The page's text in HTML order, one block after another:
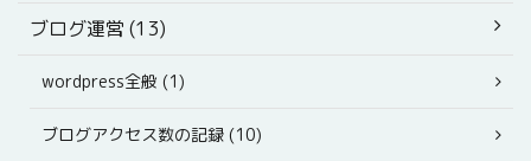
ブログ運営 (13)
wordpress全般 (1)
ブログアクセス数の記録 (10)